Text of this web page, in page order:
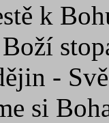
k
-
si